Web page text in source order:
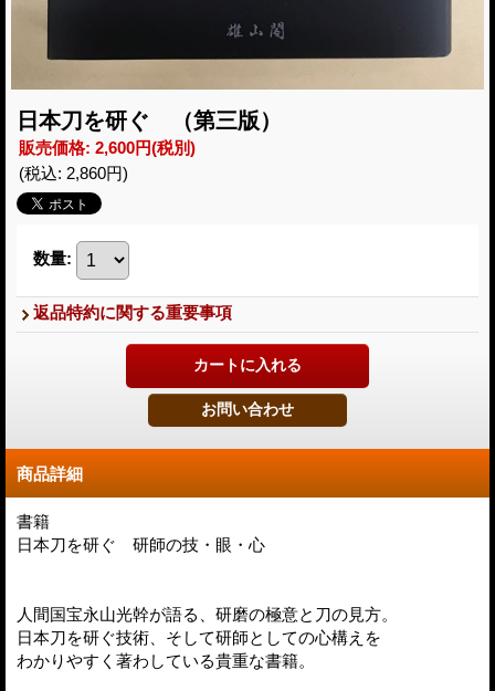
日本刀を研ぐ （第三版）
販売価格: 2,600円(税別)
(税込: 2,860円)
数量:
返品特約に関する重要事項
商品詳細
書籍
日本刀を研ぐ 研師の技・眼・心
人間国宝永山光幹が語る、研磨の極意と刀の見方。
日本刀を研ぐ技術、そして研師としての心構えを
わかりやすく著わしている貴重な書籍。